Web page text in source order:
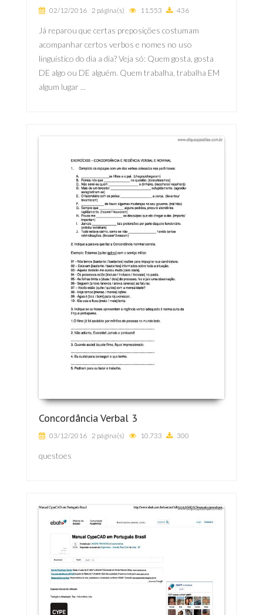
02/12/2016 2 página(s) 11.553 436
Já reparou que certas preposições costumam
acompanhar certos verbos e nomes no uso
linguístico do dia a dia? Veja só: Quem gosta, gosta
DE algo ou DE alguém. Quem trabalha, trabalha EM
algum lugar ...
Concordância Verbal 3
03/12/2016 2 página(s) 10.733 300
questoes